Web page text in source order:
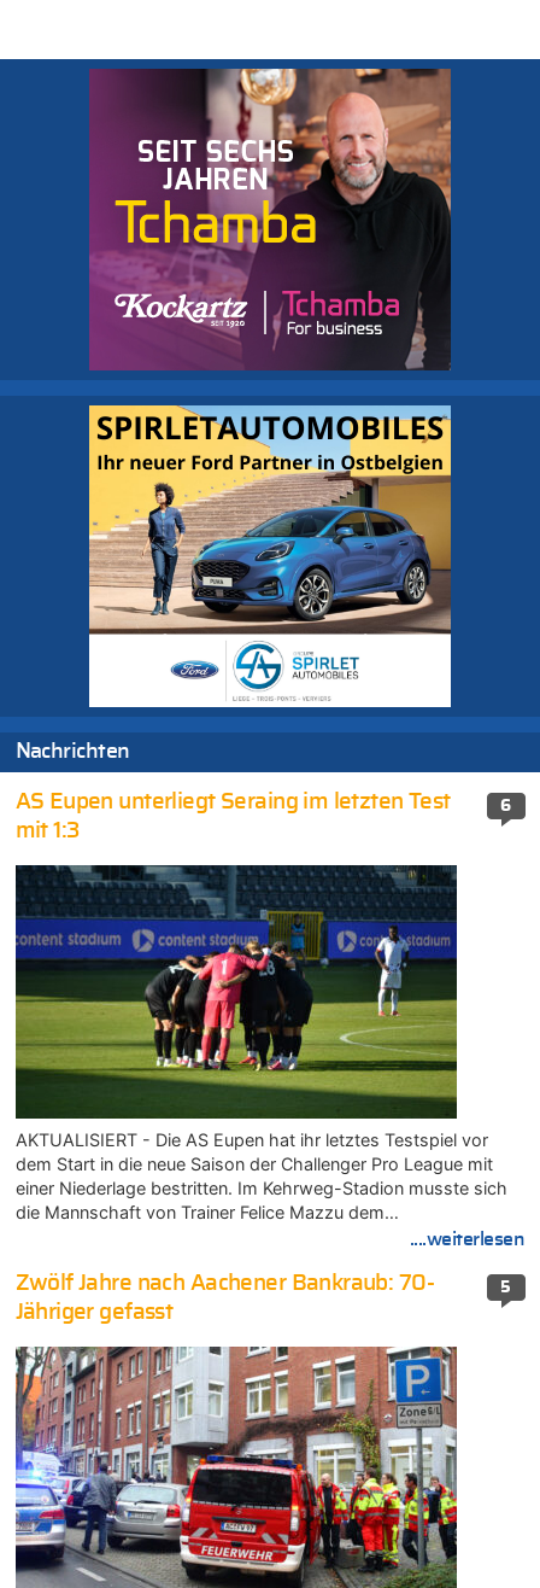
Nachrichten
6
AS Eupen unterliegt Seraing im letzten Test
mit 1:3
AKTUALISIERT - Die AS Eupen hat ihr letztes Testspiel vor
dem Start in die neue Saison der Challenger Pro League mit
einer Niederlage bestritten. Im Kehrweg-Stadion musste sich
die Mannschaft von Trainer Felice Mazzu dem…
....weiterlesen
5
Zwölf Jahre nach Aachener Bankraub: 70-
Jähriger gefasst